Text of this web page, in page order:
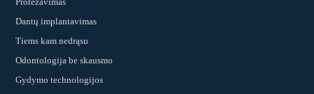
Dantų implantavimas
Tiems kam nedrąsu
Odontologija be skausmo
Gydymo technologijos